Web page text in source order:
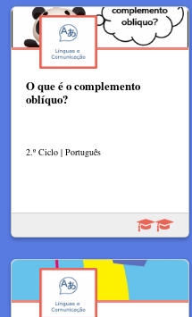
O que é o complemento
oblíquo?
2.º Ciclo | Português